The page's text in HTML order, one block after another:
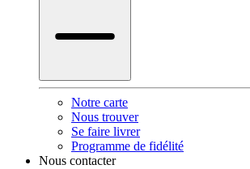
Notre carte
Nous trouver
Se faire livrer
Programme de fidélité
Nous contacter